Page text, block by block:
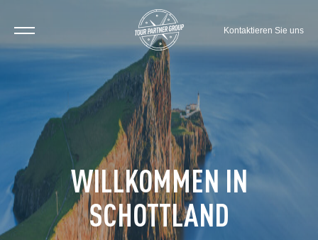
Kontaktieren Sie uns
WILLKOMMEN IN
SCHOTTLAND